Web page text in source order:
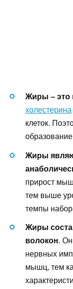
Жиры – это
холестерина
клеток.
Жиры
прирост
тем выше
темпы
Жиры
волокон.
нервных
мышц, тем